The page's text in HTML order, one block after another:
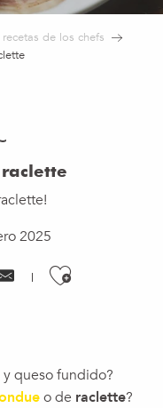
recetas de los chefs
2025
Ajouter
y queso fundido?
o de raclette?